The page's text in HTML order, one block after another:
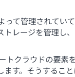
て管理されて
レージを管理
クラウドの要
す。そうするこ